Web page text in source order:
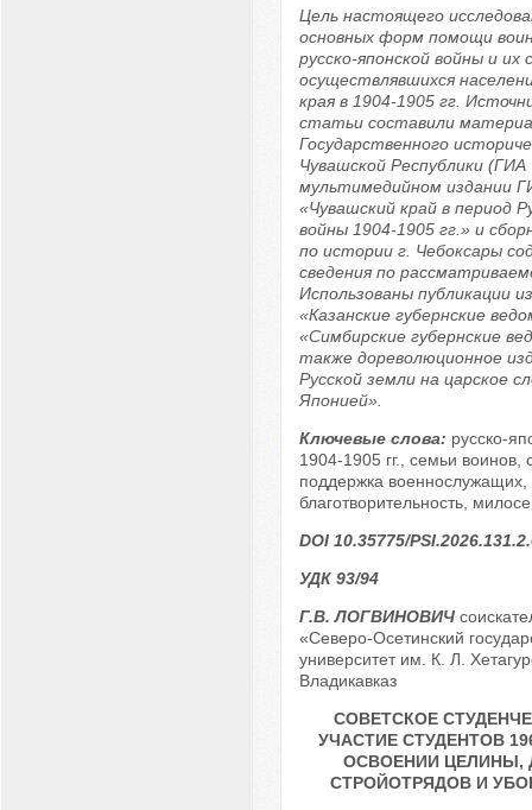
Цель настоящего
основных форм помощи
русско-японской войны и их
осуществлявшихся
края в 1904-1905 гг.
статьи составили
Государственного
Чувашской Республики
мультимедийном издании
«Чувашский край в период
войны 1904-1905 гг.» и
по истории г. Чебоксары
сведения по
Использованы публикации
«Казанские губернские
«Симбирские губернские
также дореволюционное
Русской земли на царское
Японией».
Ключевые слова: русско-
1904-1905 гг., семьи воинов,
поддержка военнослужащих,
благотворительность,
DOI 10.35775/
УДК 93/94
Г.В. ЛОГВИНОВИЧ
«Северо-Осетинский
университет им. К. Л.
Владикавказ
СОВЕТСКОЕ
УЧАСТИЕ СТУДЕНТОВ
ОСВОЕНИИ ЦЕЛИНЫ,
СТРОЙОТРЯДОВ И